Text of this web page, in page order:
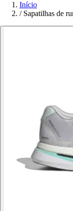
Início
/ Sapatilhas de